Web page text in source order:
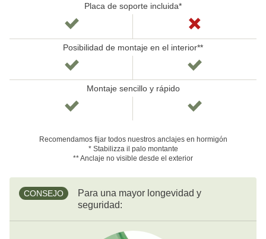
Placa de soporte incluida*
Posibilidad de montaje en el interior**
Montaje sencillo y rápido
Recomendamos fijar todos nuestros anclajes en hormigón
* Stabilizza il palo montante
** Anclaje no visible desde el exterior
CONSEJO
Para una mayor longevidad y
seguridad: